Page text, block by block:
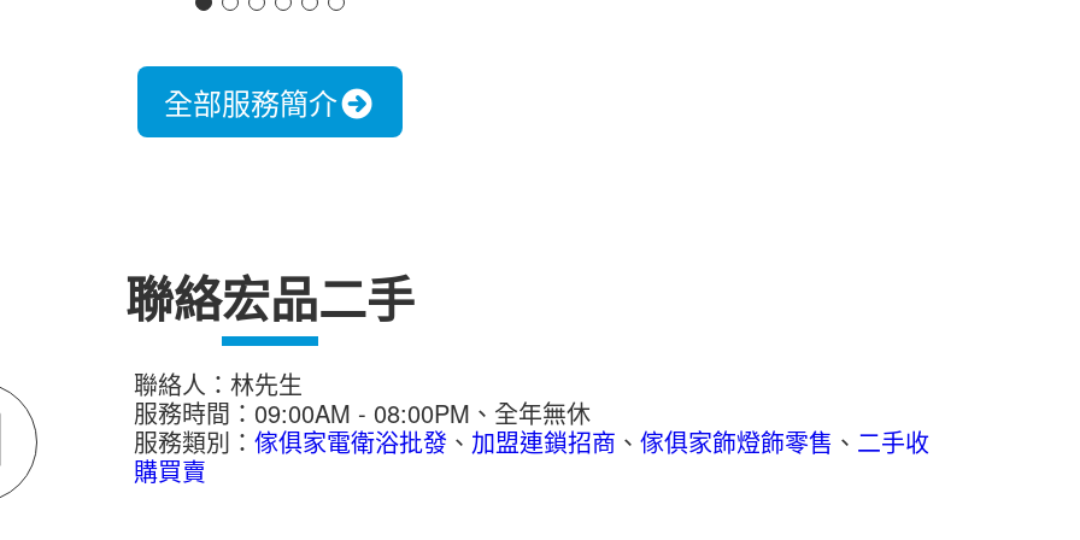
全部服務簡介
聯絡宏品二手
聯絡人：林先生
服務時間：09:00AM - 08:00PM、全年無休
服務類別：傢俱家電衛浴批發 、 加盟連鎖招商 、傢俱家飾燈飾零售 、 二手收
購買賣